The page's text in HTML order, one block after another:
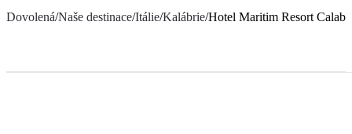
Dovolená/Naše destinace/Itálie/Kalábrie/Hotel Maritim Resort